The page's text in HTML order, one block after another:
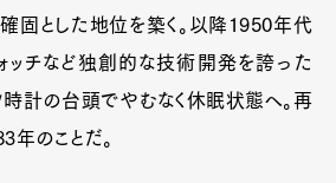
確固とした地位を築く。以降1950年代
ッチなど独創的な技術開発を誇った
時計の台頭でやむなく休眠状態へ。再
年のことだ。